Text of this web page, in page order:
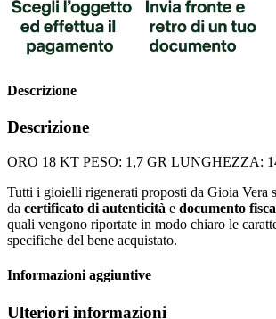
Descrizione
Descrizione
ORO 18 KT PESO: 1,7 GR LUNGHEZZA:
Tutti i gioielli rigenerati proposti da Gioia Vera
da certificato di autenticità e documento
quali vengono riportate in modo chiaro le
specifiche del bene acquistato.
Informazioni aggiuntive
Ulteriori informazioni